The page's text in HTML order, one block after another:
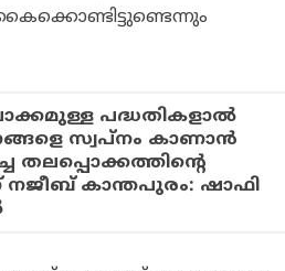
പദ്ധതികളാല്‍
സ്വപ്‌നം കാണാന്‍
തലപ്പൊക്കത്തിന്റെ
നജീബ് കാന്തപുരം: ഷാഫി